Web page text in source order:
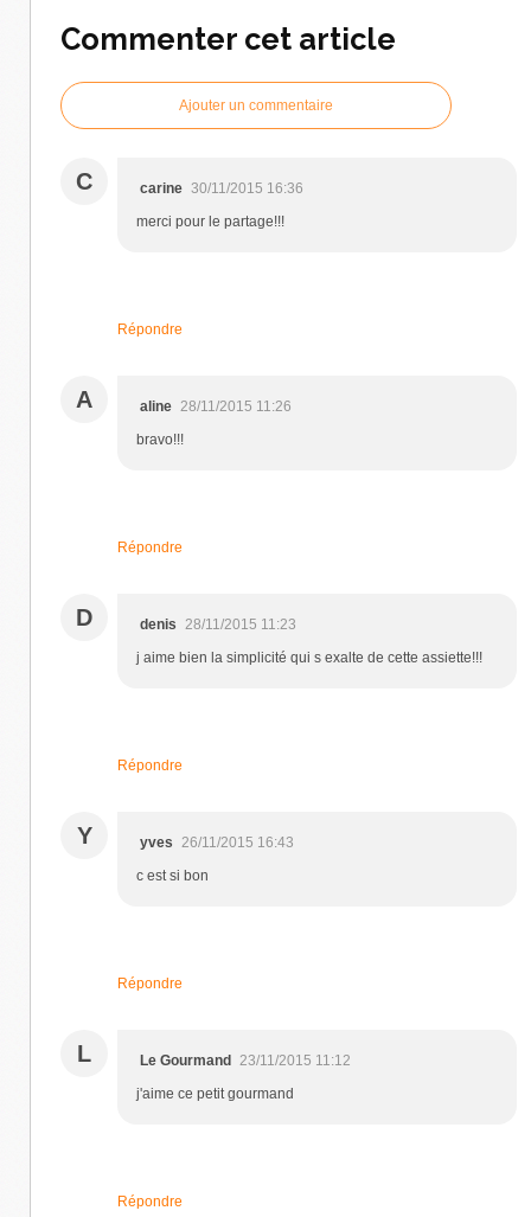
Commenter cet article
Ajouter un commentaire
C carine 30/11/2015 16:36
merci pour le partage!!!
Répondre
A aline 28/11/2015 11:26
bravo!!!
Répondre
D denis
28/11/2015 11:23
j aime bien la simplicité qui s exalte de cette assiette!!!
Répondre
Y yves
26/11/2015 16:43
c est si bon
Répondre
L Le Gourmand 23/11/2015 11:12
j'aime ce petit gourmand
Répondre